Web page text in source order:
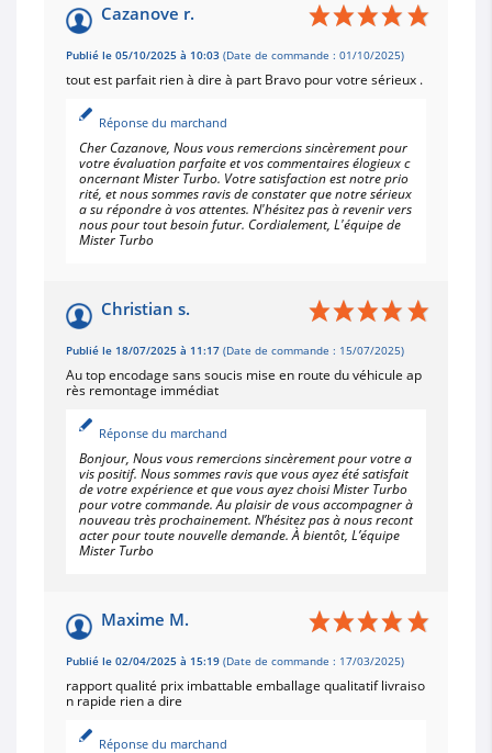
Cazanove r.
Publié le 05/10/2025 à 10:03 (Date de commande : 01/10/2025)
tout est parfait rien à dire à part Bravo pour votre sérieux .
Réponse du marchand
Cher Cazanove, Nous vous remercions sincèrement pour
votre évaluation parfaite et vos commentaires élogieux c
oncernant Mister Turbo. Votre satisfaction est notre prio
rité, et nous sommes ravis de constater que notre sérieux
a su répondre à vos attentes. N'hésitez pas à revenir vers
nous pour tout besoin futur. Cordialement, L'équipe de
Mister Turbo
Christian s.
Publié le 18/07/2025 à 11:17 (Date de commande : 15/07/2025)
Au top encodage sans soucis mise en route du véhicule ap
rès remontage immédiat
Réponse du marchand
Bonjour, Nous vous remercions sincèrement pour votre a
vis positif. Nous sommes ravis que vous ayez été satisfait
de votre expérience et que vous ayez choisi Mister Turbo
pour votre commande. Au plaisir de vous accompagner à
nouveau très prochainement. N’hésitez pas à nous recont
acter pour toute nouvelle demande. À bientôt, L’équipe
Mister Turbo
Maxime M.
Publié le 02/04/2025 à 15:19 (Date de commande : 17/03/2025)
rapport qualité prix imbattable emballage qualitatif livraiso
n rapide rien a dire
Réponse du marchand